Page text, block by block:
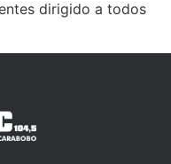
dirigido a todos